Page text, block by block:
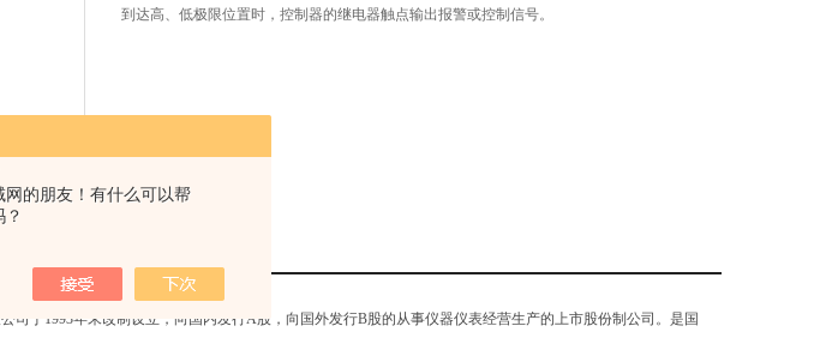
网的朋友！有什么可以帮
？
到达高、低极限位置时，控制器的继电器触点输出报警或控制信号。
司于1993年末改制设立，向国内发行A股，向国外发行B股的从事仪器仪表经营生产的上市股份制公司。是国